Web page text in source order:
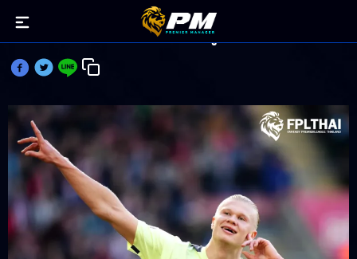
ฮาแลนด์ ตอบแทนชาวแฟนตาซีผู้เชื่อมั่น